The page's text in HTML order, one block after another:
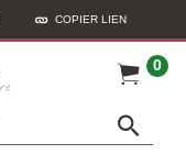
COPIER LIEN
0